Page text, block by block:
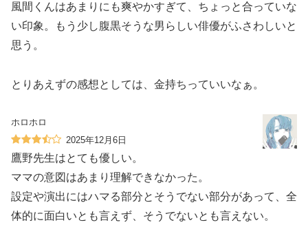
風間くんはあまりにも爽やかすぎて、ちょっと合っていな
い印象。もう少し腹黒そうな男らしい俳優がふさわしいと
思う。
とりあえずの感想としては、金持ちっていいなぁ。
ホロホロ
2025年12月6日
鷹野先生はとても優しい。
ママの意図はあまり理解できなかった。
設定や演出にはハマる部分とそうでない部分があって、全
体的に面白いとも言えず、そうでないとも言えない。